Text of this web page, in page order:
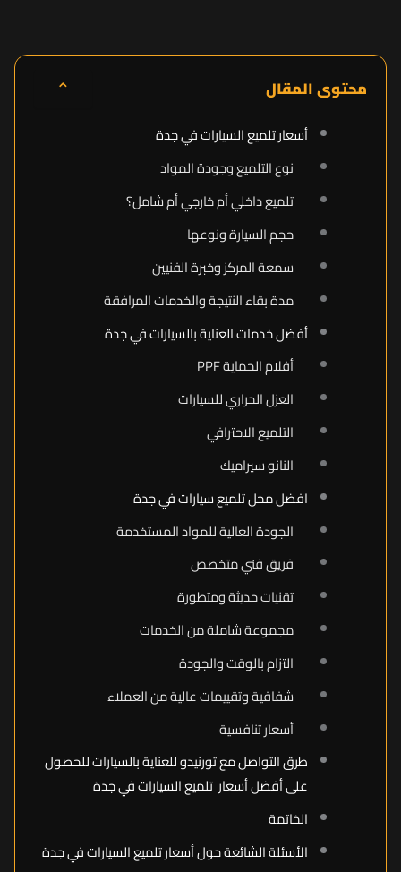
محتوى المقال ⌃
أسعار تلميع السيارات في جدة
نوع التلميع وجودة المواد
تلميع داخلي أم خارجي أم شامل؟
حجم السيارة ونوعها
سمعة المركز وخبرة الفنيين
مدة بقاء النتيجة والخدمات المرافقة
أفضل خدمات العناية بالسيارات في جدة
أفلام الحماية PPF
العزل الحراري للسيارات
التلميع الاحترافي
النانو سيراميك
افضل محل تلميع سيارات في جدة
الجودة العالية للمواد المستخدمة
فريق فني متخصص
تقنيات حديثة ومتطورة
مجموعة شاملة من الخدمات
التزام بالوقت والجودة
شفافية وتقييمات عالية من العملاء
أسعار تنافسية
طرق التواصل مع تورنيدو للعناية بالسيارات للحصول
على أفضل أسعار تلميع السيارات في جدة
الخاتمة
الأسئلة الشائعة حول أسعار تلميع السيارات في جدة